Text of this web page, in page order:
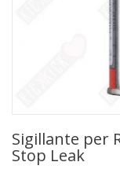
CURA DELLA
FAI DA TE
Sigillante per
Stop Leak